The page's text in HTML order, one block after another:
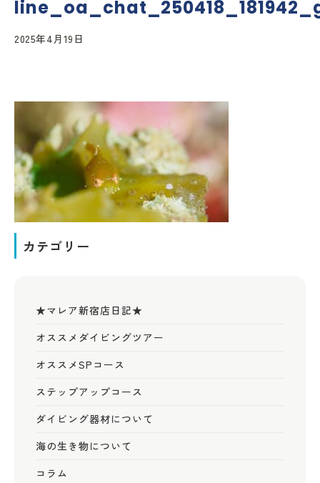
2025年4月19日
カテゴリー
★マレア新宿店日記★
オススメダイビングツアー
オススメSPコース
ステップアップコース
ダイビング器材について
海の生き物について
コラム